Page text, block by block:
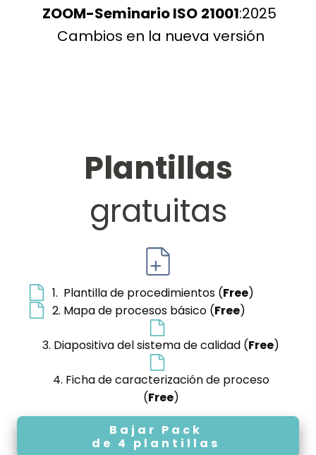
ZOOM-Seminario ISO 21001:2025
Cambios en la nueva versión
Plantillas
gratuitas
1. Plantilla de procedimientos (Free)
2. Mapa de procesos básico (Free)
3. Diapositiva del sistema de calidad (Free)
4. Ficha de caracterización de proceso
(Free)
Bajar Pack
de 4 plantillas